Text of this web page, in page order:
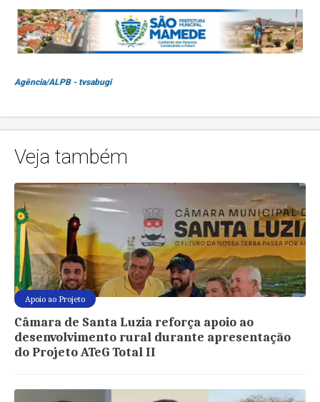
Agência/ALPB - tvsabugi
Veja também
Apoio ao Projeto
Câmara de Santa Luzia reforça apoio ao
desenvolvimento rural durante apresentação
do Projeto ATeG Total II